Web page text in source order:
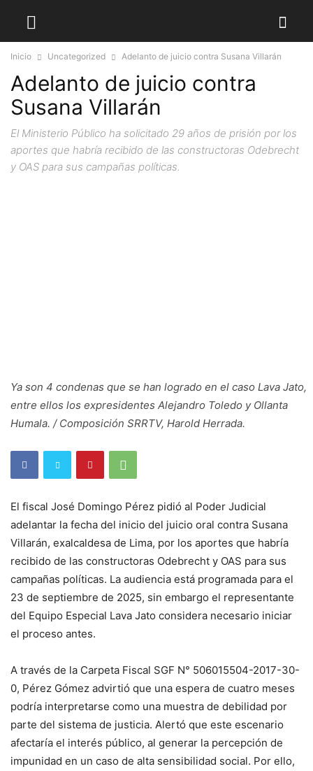
Inicio Uncategorized Adelanto de juicio contra Susana Villarán
Adelanto de juicio contra
Susana Villarán
El Ministerio Público ha solicitado 29 años de prisión por los
aportes que habría recibido de las constructoras Odebrecht
y OAS para sus campañas políticas.
Ya son 4 condenas que se han logrado en el caso Lava Jato,
entre ellos los expresidentes Alejandro Toledo y Ollanta
Humala. / Composición SRRTV, Harold Herrada.
El fiscal José Domingo Pérez pidió al Poder Judicial
adelantar la fecha del inicio del juicio oral contra Susana
Villarán, exalcaldesa de Lima, por los aportes que habría
recibido de las constructoras Odebrecht y OAS para sus
campañas políticas. La audiencia está programada para el
23 de septiembre de 2025, sin embargo el representante
del Equipo Especial Lava Jato considera necesario iniciar
el proceso antes.
A través de la Carpeta Fiscal SGF N° 506015504-2017-30-
0, Pérez Gómez advirtió que una espera de cuatro meses
podría interpretarse como una muestra de debilidad por
parte del sistema de justicia. Alertó que este escenario
afectaría el interés público, al generar la percepción de
impunidad en un caso de alta sensibilidad social. Por ello,